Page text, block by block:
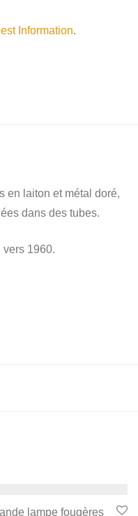
Information.
en laiton et métal doré,
dans des tubes.
1960.
lampe fougères